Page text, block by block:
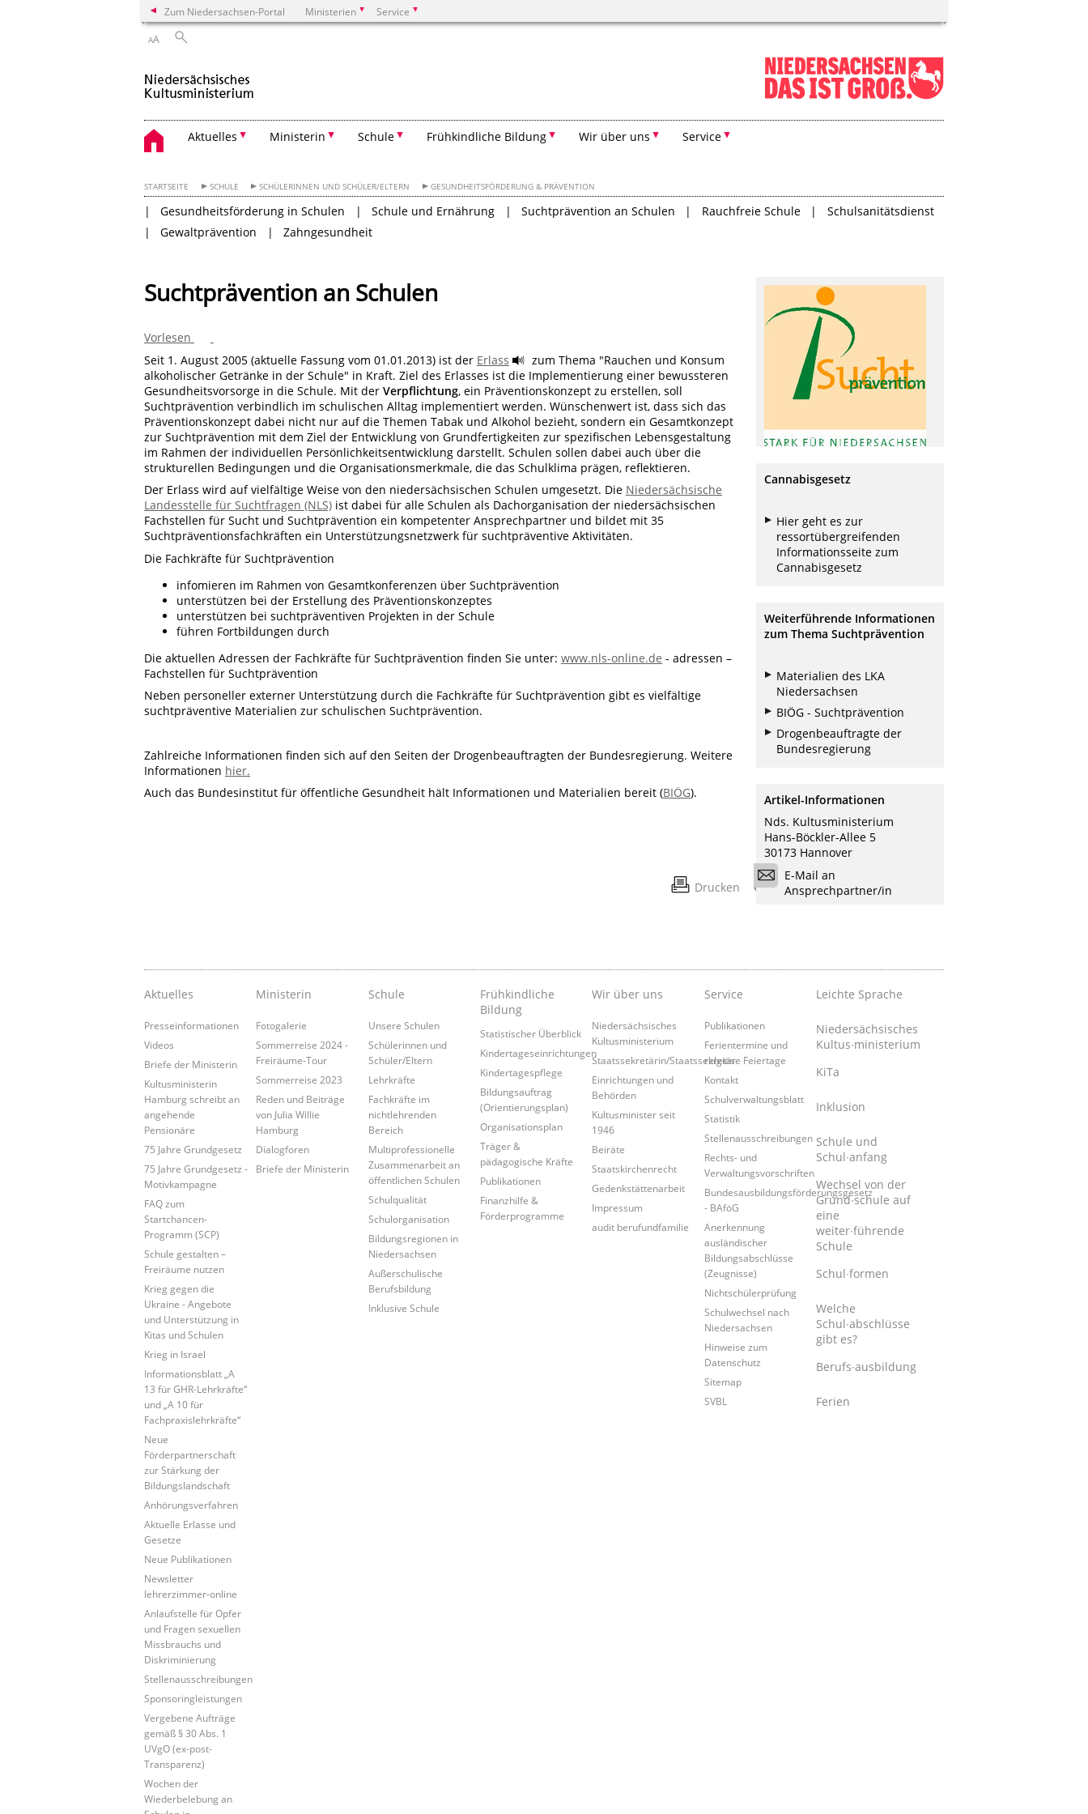
Zum Niedersachsen-Portal Ministerien Service
AA
Aktuelles Ministerin Schule Frühkindliche Bildung Wir über uns Service
STARTSEITE SCHULE SCHÜLERINNEN UND SCHÜLER/ELTERN GESUNDHEITSFÖRDERUNG & PRÄVENTION
Gesundheitsförderung in Schulen Schule und Ernährung Suchtprävention an Schulen Rauchfreie Schule
Schulsanitätsdienst
Gewaltprävention
Zahngesundheit
Suchtprävention an Schulen
Vorlesen
Seit 1. August 2005 (aktuelle Fassung vom 01.01.2013) ist der Erlass
zum Thema "Rauchen und Konsum
alkoholischer Getränke in der Schule" in Kraft. Ziel des Erlasses ist die Implementierung einer bewussteren
Gesundheitsvorsorge in die Schule. Mit der Verpflichtung, ein Präventionskonzept zu erstellen, soll
Suchtprävention verbindlich im schulischen Alltag implementiert werden. Wünschenwert ist, dass sich das
Präventionskonzept dabei nicht nur auf die Themen Tabak und Alkohol bezieht, sondern ein Gesamtkonzept
zur Suchtprävention mit dem Ziel der Entwicklung von Grundfertigkeiten zur spezifischen Lebensgestaltung
im Rahmen der individuellen Persönlichkeitsentwicklung darstellt. Schulen sollen dabei auch über die
strukturellen Bedingungen und die Organisationsmerkmale, die das Schulklima prägen, reflektieren.
Der Erlass wird auf vielfältige Weise von den niedersächsischen Schulen umgesetzt. Die Niedersächsische
Landesstelle für Suchtfragen (NLS) ist dabei für alle Schulen als Dachorganisation der niedersächsischen
Fachstellen für Sucht und Suchtprävention ein kompetenter Ansprechpartner und bildet mit 35
Suchtpräventionsfachkräften ein Unterstützungsnetzwerk für suchtpräventive Aktivitäten.
Die Fachkräfte für Suchtprävention
infomieren im Rahmen von Gesamtkonferenzen über Suchtprävention
unterstützen bei der Erstellung des Präventionskonzeptes
unterstützen bei suchtpräventiven Projekten in der Schule
führen Fortbildungen durch
Die aktuellen Adressen der Fachkräfte für Suchtprävention finden Sie unter: www.nls-online.de - adressen –
Fachstellen für Suchtprävention
Neben personeller externer Unterstützung durch die Fachkräfte für Suchtprävention gibt es vielfältige
suchtpräventive Materialien zur schulischen Suchtprävention.
Zahlreiche Informationen finden sich auf den Seiten der Drogenbeauftragten der Bundesregierung. Weitere
Informationen hier.
Auch das Bundesinstitut für öffentliche Gesundheit hält Informationen und Materialien bereit (BIÖG).
Drucken
Cannabisgesetz
Hier geht es zur
ressortübergreifenden
Informationsseite zum
Cannabisgesetz
Weiterführende Informationen
zum Thema Suchtprävention
Materialien des LKA
Niedersachsen
BIÖG - Suchtprävention
Drogenbeauftragte der
Bundesregierung
Artikel-Informationen
Nds. Kultusministerium
Hans-Böckler-Allee 5
30173 Hannover
E-Mail an
Ansprechpartner/in
Aktuelles
Presseinformationen
Videos
Briefe der Ministerin
Kultusministerin
Hamburg schreibt an
angehende
Pensionäre
75 Jahre Grundgesetz
75 Jahre Grundgesetz -
Motivkampagne
FAQ zum
Startchancen-
Programm (SCP)
Schule gestalten –
Freiräume nutzen
Krieg gegen die
Ukraine - Angebote
und Unterstützung in
Kitas und Schulen
Krieg in Israel
Informationsblatt „A
13 für GHR-Lehrkräfte“
und „A 10 für
Fachpraxislehrkräfte“
Neue
Förderpartnerschaft
zur Stärkung der
Bildungslandschaft
Anhörungsverfahren
Aktuelle Erlasse und
Gesetze
Neue Publikationen
Newsletter
lehrerzimmer-online
Anlaufstelle für Opfer
und Fragen sexuellen
Missbrauchs und
Diskriminierung
Stellenausschreibungen
Sponsoringleistungen
Vergebene Aufträge
gemäß § 30 Abs. 1
UVgO (ex-post-
Transparenz)
Wochen der
Wiederbelebung an
Ministerin
Fotogalerie
Sommerreise 2024 -
Freiräume-Tour
Sommerreise 2023
Reden und Beiträge
von Julia Willie
Hamburg
Dialogforen
Briefe der Ministerin
Schule
Unsere Schulen
Schülerinnen und
Schüler/Eltern
Lehrkräfte
Fachkräfte im
nichtlehrenden
Bereich
Multiprofessionelle
Zusammenarbeit an
öffentlichen Schulen
Schulqualität
Schulorganisation
Bildungsregionen in
Niedersachsen
Außerschulische
Berufsbildung
Inklusive Schule
Frühkindliche
Bildung
Statistischer Überblick
Kindertageseinrichtungen
Kindertagespflege
Bildungsauftrag
(Orientierungsplan)
Organisationsplan
Träger &
pädagogische Kräfte
Publikationen
Finanzhilfe &
Förderprogramme
Wir über uns
Niedersächsisches
Kultusministerium
Staatssekretärin/Staatssekretär
Einrichtungen und
Behörden
Kultusminister seit
1946
Beiräte
Staatskirchenrecht
Gedenkstättenarbeit
Impressum
audit berufundfamilie
Service
Publikationen
Ferientermine und
relgiöse Feiertage
Kontakt
Schulverwaltungsblatt
Statistik
Stellenausschreibungen
Rechts- und
Verwaltungsvorschriften
Bundesausbildungsförderungsgesetz
- BAföG
Anerkennung
ausländischer
Bildungsabschlüsse
(Zeugnisse)
Nichtschülerprüfung
Schulwechsel nach
Niedersachsen
Hinweise zum
Datenschutz
Sitemap
SVBL
Leichte Sprache
Niedersächsisches
Kultus∙ministerium
KiTa
Inklusion
Schule und
Schul∙anfang
Wechsel von der
Grund∙schule auf
eine
weiter∙führende
Schule
Schul∙formen
Welche
Schul∙abschlüsse
gibt es?
Berufs∙ausbildung
Ferien